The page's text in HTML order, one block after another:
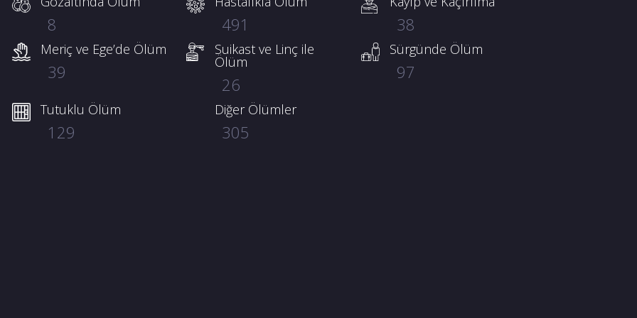
camdan-atti-2443024
8 491 38
Meriç ve Ege’de Ölüm
39
Suikast ve Linç ile
Ölüm
26
Sürgünde Ölüm
97
Tutuklu Ölüm
129
Diğer Ölümler
305